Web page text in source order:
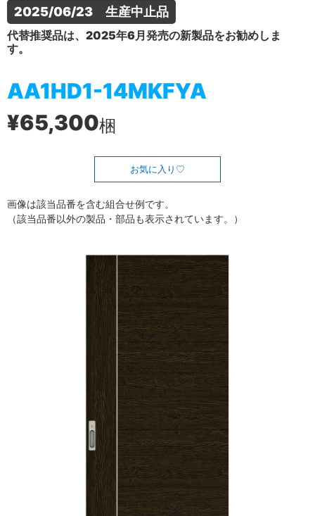
2025/06/23　生産中止品
代替推奨品は、2025年6月発売の新製品をお勧めしま
す。
AA1HD1-14MKFYA
¥65,300梱
お気に入り
画像は該当品番を含む組合せ例です。
（該当品番以外の製品・部品も表示されています。）